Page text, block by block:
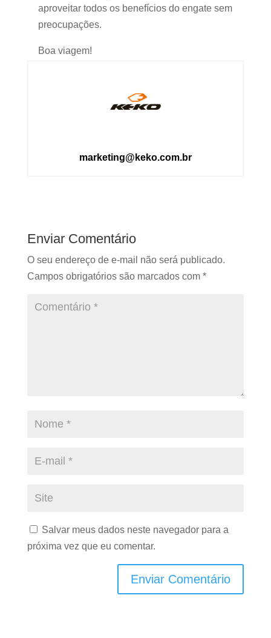
aproveitar todos os benefícios do engate sem
preocupações.
Boa viagem!
marketing@keko.com.br
Enviar Comentário
O seu endereço de e-mail não será publicado.
Campos obrigatórios são marcados com *
Salvar meus dados neste navegador para a
próxima vez que eu comentar.